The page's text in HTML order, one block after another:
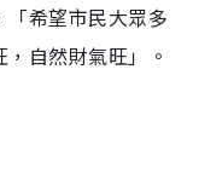
「希望市民大眾多
自然財氣旺」。